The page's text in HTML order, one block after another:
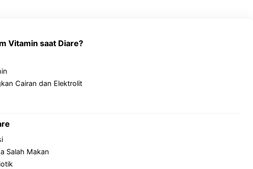
Vitamin saat Diare?
Cairan dan Elektrolit
Salah Makan